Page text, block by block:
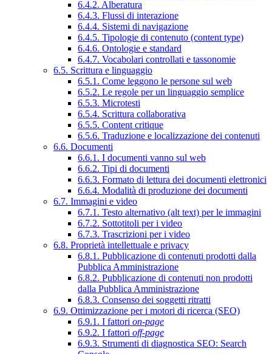
6.4.2. Alberatura
6.4.3. Flussi di interazione
6.4.4. Sistemi di navigazione
6.4.5. Tipologie di contenuto (content type)
6.4.6. Ontologie e standard
6.4.7. Vocabolari controllati e tassonomie
6.5. Scrittura e linguaggio
6.5.1. Come leggono le persone sul web
6.5.2. Le regole per un linguaggio semplice
6.5.3. Microtesti
6.5.4. Scrittura collaborativa
6.5.5. Content critique
6.5.6. Traduzione e localizzazione dei contenuti
6.6. Documenti
6.6.1. I documenti vanno sul web
6.6.2. Tipi di documenti
6.6.3. Formato di lettura dei documenti elettronici
6.6.4. Modalità di produzione dei documenti
6.7. Immagini e video
6.7.1. Testo alternativo (alt text) per le immagini
6.7.2. Sottotitoli per i video
6.7.3. Trascrizioni per i video
6.8. Proprietà intellettuale e privacy
6.8.1. Pubblicazione di contenuti prodotti dalla
Pubblica Amministrazione
6.8.2. Pubblicazione di contenuti non prodotti
dalla Pubblica Amministrazione
6.8.3. Consenso dei soggetti ritratti
6.9. Ottimizzazione per i motori di ricerca (SEO)
6.9.1. I fattori on-page
6.9.2. I fattori off-page
6.9.3. Strumenti di diagnostica SEO: Search